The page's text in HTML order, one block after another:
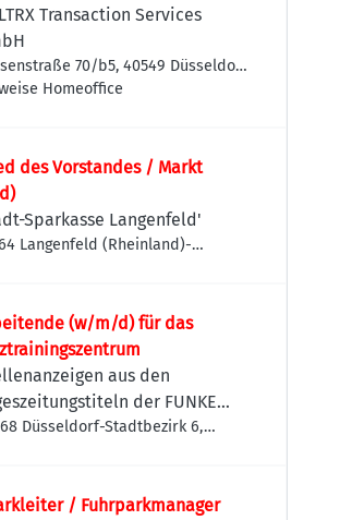
Transaction Services
70/b5, 40549 Düsseldorf,
Homeoffice
des Vorstandes / Markt
Sparkasse Langenfeld'
Langenfeld (Rheinland)-
(w/m/d) für das
aus den
der FUNKE
NRW
Düsseldorf-Stadtbezirk 6,
/ Fuhrparkmanager